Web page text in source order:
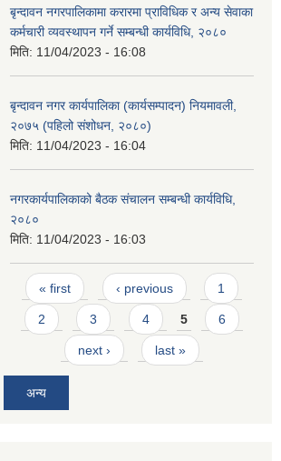
बृन्दावन नगरपालिकामा करारमा प्राविधिक र अन्य सेवाका
कर्मचारी व्यवस्थापन गर्ने सम्बन्धी कार्यविधि, २०८०
मिति: 11/04/2023 - 16:08
बृन्दावन नगर कार्यपालिका (कार्यसम्पादन) नियमावली,
२०७५ (पहिलो संशोधन, २०८०)
मिति: 11/04/2023 - 16:04
नगरकार्यपालिकाको बैठक संचालन सम्बन्धी कार्यविधि,
२०८०
मिति: 11/04/2023 - 16:03
Pages
« first ‹ previous 1
2 3 4 5 6
next › last »
अन्य